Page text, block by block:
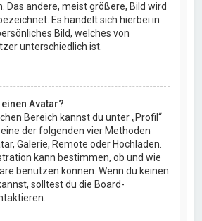
Das andere, meist größere, Bild wird
Es handelt sich hierbei in
Bild, welches von
unterschiedlich ist.
Avatar?
Bereich kannst du unter „Profil“
der folgenden vier Methoden
Galerie, Remote oder Hochladen.
kann bestimmen, ob und wie
benutzen können. Wenn du keinen
solltest du die Board-